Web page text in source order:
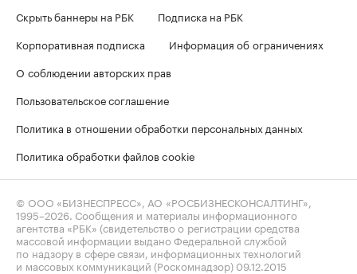
Скрыть баннеры на РБК
Подписка на РБК
Корпоративная подписка
Информация об ограничениях
О соблюдении авторских прав
Пользовательское соглашение
Политика в отношении обработки персональных данных
Политика обработки файлов cookie
© ООО «БИЗНЕСПРЕСС», АО «РОСБИЗНЕСКОНСАЛТИНГ»,
1995–2026 . Сообщения и материалы информационного
агентства «РБК» (свидетельство о регистрации средства
массовой информации выдано Федеральной службой
по надзору в сфере связи, информационных технологий
и массовых коммуникаций (Роскомнадзор) 09.12.2015